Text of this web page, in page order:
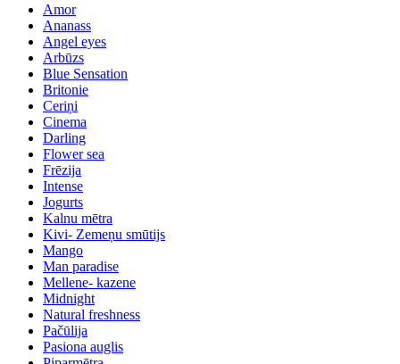
Amor
Ananass
Angel eyes
Arbūzs
Blue Sensation
Britonie
Ceriņi
Cinema
Darling
Flower sea
Frēzija
Intense
Jogurts
Kalnu mētra
Kivi- Zemeņu smūtijs
Mango
Man paradise
Mellene- kazene
Midnight
Natural freshness
Pačūlija
Pasiona auglis